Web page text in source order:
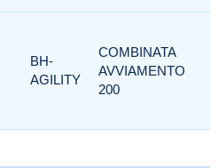
BH-
AGILITY
COMBINATA
AVVIAMENTO
200